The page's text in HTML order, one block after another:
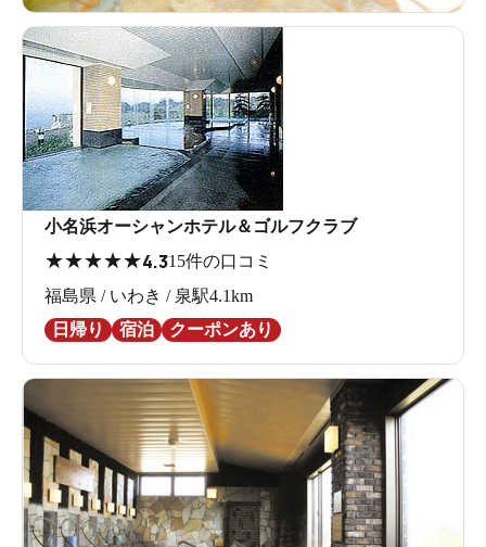
小名浜オーシャンホテル＆ゴルフクラブ
★★★★★4.315件の口コミ
福島県 / いわき / 泉駅4.1km
日帰り
宿泊 クーポンあり